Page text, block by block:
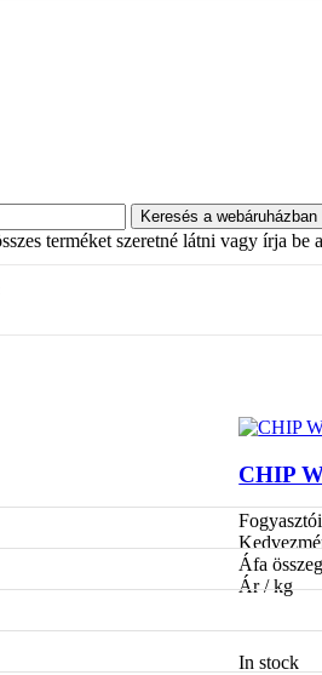
terméket szeretné látni vagy írja
CHIP
Áfa
Ár / kg
In stock